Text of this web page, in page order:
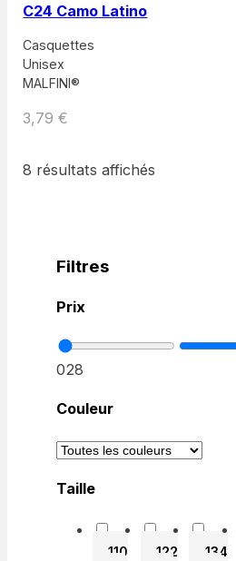
C24 Camo Latino
Casquettes
Unisex
MALFINI®
3,79€
8 résultats affichés
Filtres
Prix
028
Couleur
Taille
110
122
134